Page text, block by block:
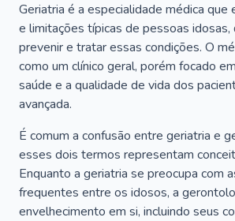
Geriatria é a especialidade médica que
e limitações típicas de pessoas idosas,
prevenir e tratar essas condições. O
como um clínico geral, porém focado
saúde e a qualidade de vida dos
avançada.
É comum a confusão entre geriatria e
esses dois termos representam
Enquanto a geriatria se preocupa com
frequentes entre os idosos, a
envelhecimento em si, incluindo seus